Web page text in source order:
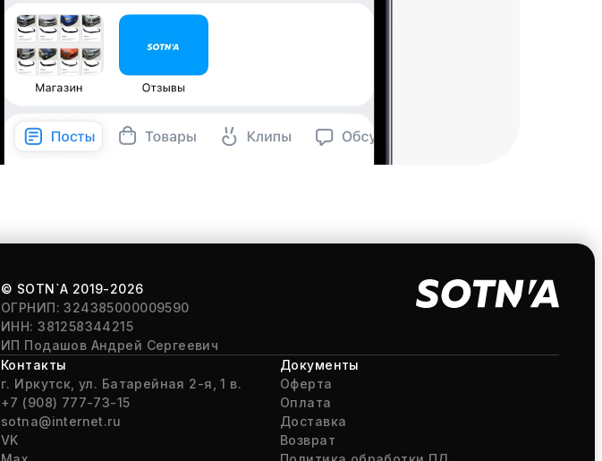
© SOTN`A 2019-2026
ОГРНИП: 324385000009590
ИНН: 381258344215
ИП Подашов Андрей Сергеевич
Контакты
г. Иркутск, ул. Батарейная 2-я, 1 в.
+7 (908) 777-73-15
sotna@internet.ru
VK
Документы
Оферта
Оплата
Доставка
Возврат